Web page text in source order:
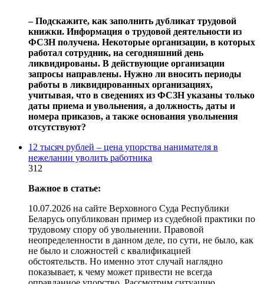
‒ Подскажите, как заполнить дубликат трудовой
книжки. Информация о трудовой деятельности из
ФСЗН получена. Некоторые организации, в которых
работал сотрудник, на сегодняшний день
ликвидированы. В действующие организации
запросы направлены. Нужно ли вносить периоды
работы в ликвидированных организациях,
учитывая, что в сведениях из ФСЗН указаны только
даты приема и увольнения, а должность, даты и
номера приказов, а также основания увольнения
отсутствуют?
12 тысяч рублей – цена упорства нанимателя в
нежелании уволить работника
312
Важное в статье:
10.07.2026 на сайте Верховного Суда Республики
Беларусь опубликован пример из судебной практики по
трудовому спору об увольнении. Правовой
неопределенности в данном деле, по сути, не было, как
не было и сложностей с квалификацией
обстоятельств. Но именно этот случай наглядно
показывает, к чему может привести не всегда